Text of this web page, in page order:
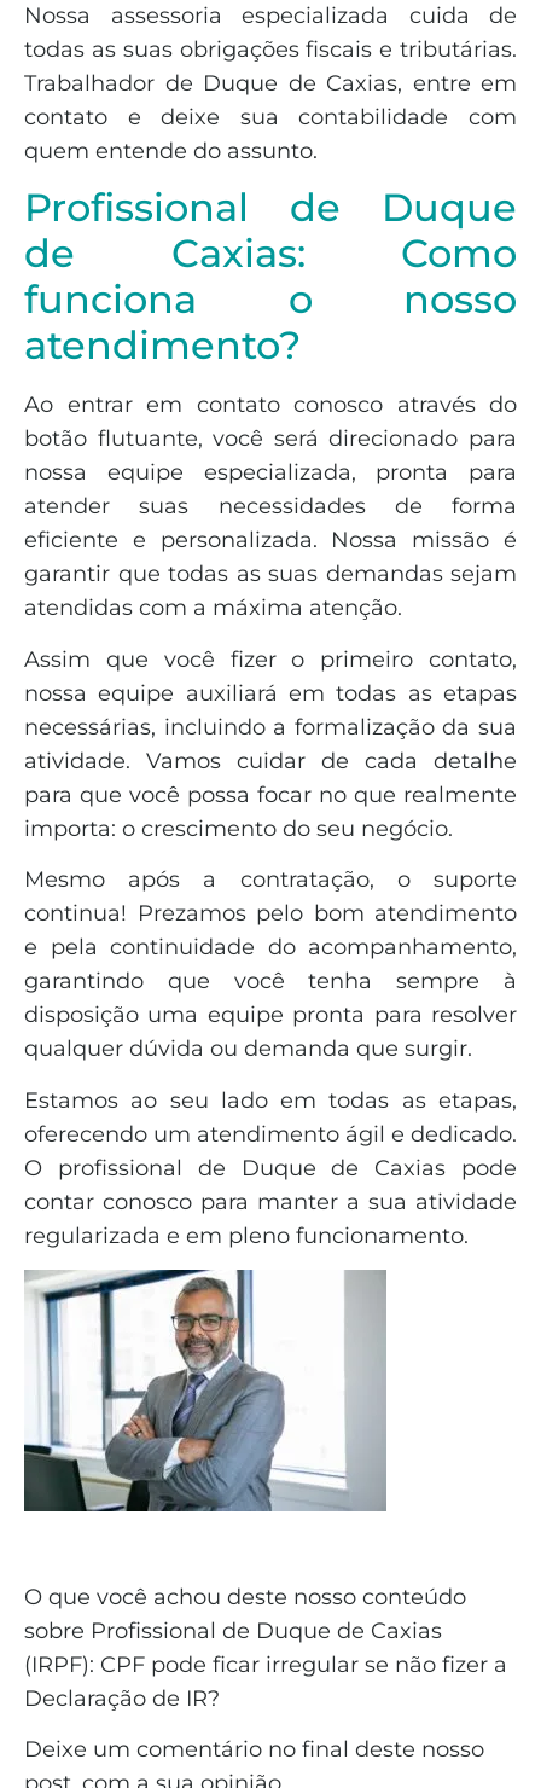
Nossa assessoria especializada cuida de
todas as suas obrigações fiscais e tributárias.
Trabalhador de Duque de Caxias, entre em
contato e deixe sua contabilidade com
quem entende do assunto.
Profissional de Duque
de Caxias: Como
funciona o nosso
atendimento?
Ao entrar em contato conosco através do
botão flutuante, você será direcionado para
nossa equipe especializada, pronta para
atender suas necessidades de forma
eficiente e personalizada. Nossa missão é
garantir que todas as suas demandas sejam
atendidas com a máxima atenção.
Assim que você fizer o primeiro contato,
nossa equipe auxiliará em todas as etapas
necessárias, incluindo a formalização da sua
atividade. Vamos cuidar de cada detalhe
para que você possa focar no que realmente
importa: o crescimento do seu negócio.
Mesmo após a contratação, o suporte
continua! Prezamos pelo bom atendimento
e pela continuidade do acompanhamento,
garantindo que você tenha sempre à
disposição uma equipe pronta para resolver
qualquer dúvida ou demanda que surgir.
Estamos ao seu lado em todas as etapas,
oferecendo um atendimento ágil e dedicado.
O profissional de Duque de Caxias pode
contar conosco para manter a sua atividade
regularizada e em pleno funcionamento.
O que você achou deste nosso conteúdo
sobre Profissional de Duque de Caxias
(IRPF): CPF pode ficar irregular se não fizer a
Declaração de IR?
Deixe um comentário no final deste nosso